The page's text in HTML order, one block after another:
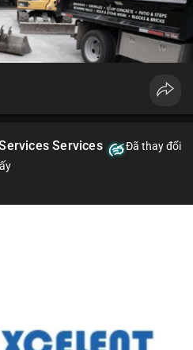
Services
Đã thay đổi